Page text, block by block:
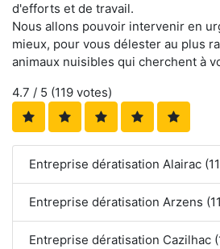
d'efforts et de travail.
Nous allons pouvoir intervenir en
mieux, pour vous délester au plus
animaux nuisibles qui cherchent à
4.7 / 5 (119 votes)
Entreprise dératisation Alairac
Entreprise dératisation Arzens
Entreprise dératisation Cazilhac